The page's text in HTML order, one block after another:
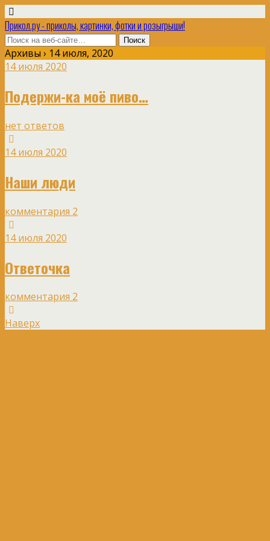
Прикол.ру - приколы, картинки, фотки и розыгрыши!
Архивы › 14 июля, 2020
14 июля 2020
Подержи-ка моё пиво…
нет ответов
14 июля 2020
Наши люди
комментария 2
14 июля 2020
Ответочка
комментария 2
Наверх